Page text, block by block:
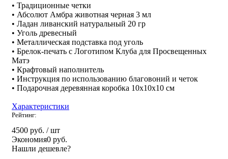
• Традиционные четки
• Абсолют Амбра животная черная 3 мл
• Ладан ливанский натуральный 20 гр
• Уголь древесный
• Металлическая подставка под уголь
• Брелок-печать с Логотипом Клуба для Просвещенных
Матэ
• Крафтовый наполнитель
• Инструкция по использованию благовоний и четок
• Подарочная деревянная коробка 10х10х10 см
Характеристики
Рейтинг:
4500 руб. / шт
Экономия0 руб.
Нашли дешевле?